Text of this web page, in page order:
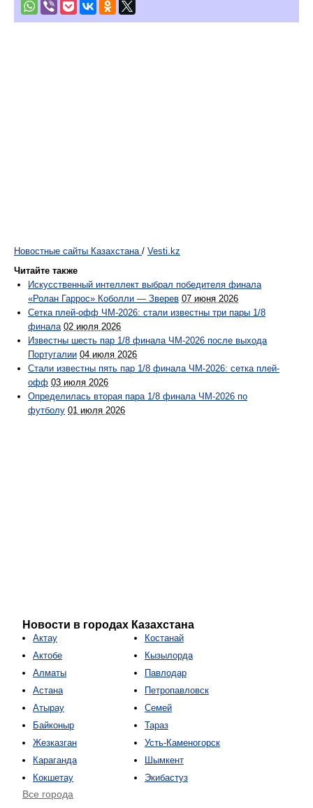
Новостные сайты Казахстана / Vesti.kz
Читайте также
Искусственный интеллект выбрал победителя финала
«Ролан Гаррос» Коболли — Зверев 07 июня 2026
Сетка плей-офф ЧМ-2026: стали известны три пары 1/8
финала 02 июля 2026
Известны шесть пар 1/8 финала ЧМ-2026 после выхода
Португалии 04 июля 2026
Cтали известны пять пар 1/8 финала ЧМ-2026: сетка плей-
офф 03 июля 2026
Определилась вторая пара 1/8 финала ЧМ-2026 по
футболу 01 июля 2026
Новости в городах Казахстана
Актау
Актобе
Алматы
Астана
Атырау
Байконыр
Жезказган
Караганда
Кокшетау
Костанай
Кызылорда
Павлодар
Петропавловск
Семей
Тараз
Усть-Каменогорск
Шымкент
Экибастуз
Все города